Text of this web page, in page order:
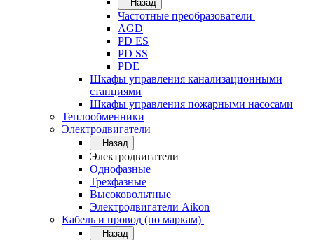
Назад
Частотные преобразователи
AGD
PD ES
PD SS
PDE
Шкафы управления канализационными
станциями
Шкафы управления пожарными насосами
Теплообменники
Электродвигатели
Назад
Электродвигатели
Однофазные
Трехфазные
Высоковольтные
Электродвигатели Aikon
Кабель и провод (по маркам)
Назад